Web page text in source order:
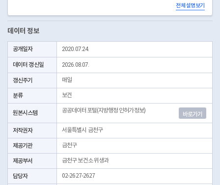
* 시군구코드명은 "서울특별시 자치구 기관코드" 데이터셋에서 확인 가능합니다.
(https://data.seoul.go.kr/dataList/OA-22872/S/1/datasetView.do)
전체 설명보기
데이터 정보
공개일자 2020.07.24.
데이터 갱신일 2026.08.07.
갱신주기 매일
분류 보건
원본시스템 공공데이터포털(지방행정 인허가정보)
바로가기
저작권자 서울특별시 금천구
제공기관 금천구
제공부서 금천구 보건소 위생과
담당자 02-2627-2627